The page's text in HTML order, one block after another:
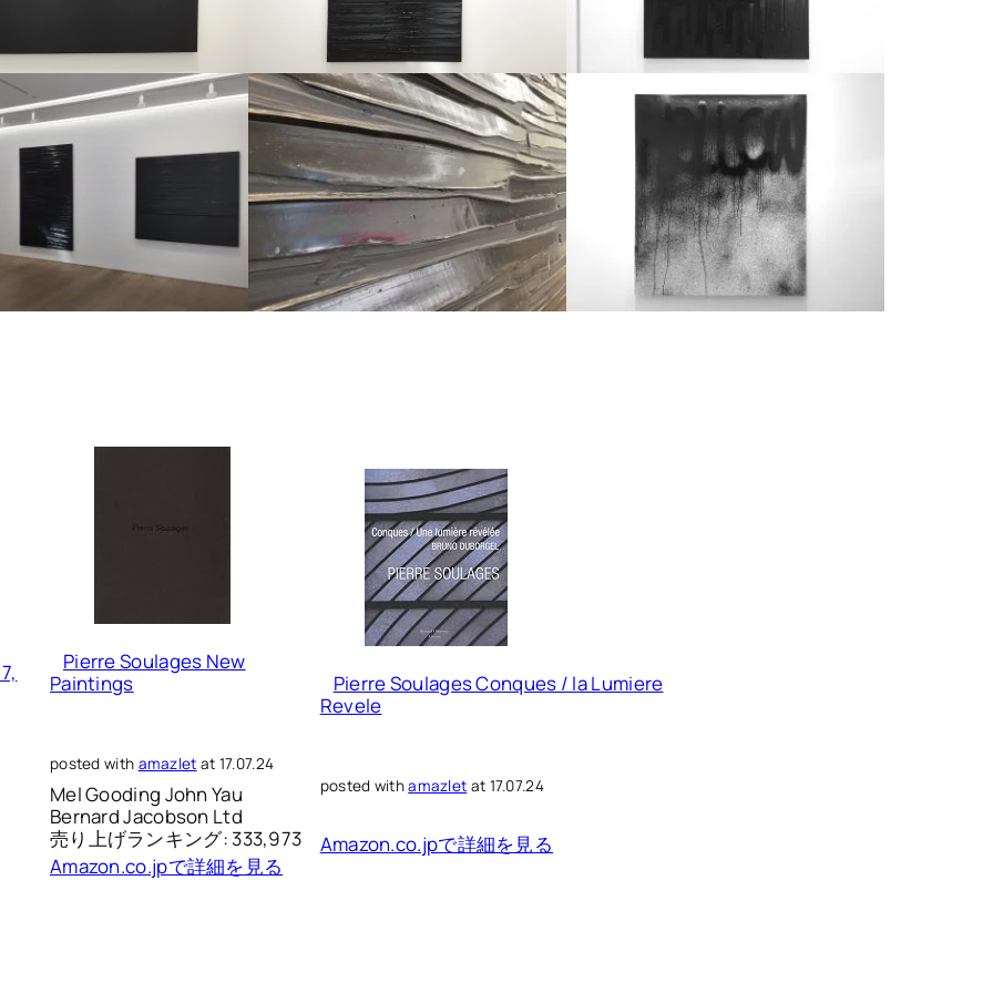
Pierre Soulages New
Paintings
posted with amazlet at 17.07.24
Mel Gooding John Yau
Bernard Jacobson Ltd
売り上げランキング: 333,973
Amazon.co.jpで詳細を見る
Pierre Soulages Conques / la Lumiere
Revele
posted withamazlet at 17.07.24
Amazon.co.jpで詳細を見る